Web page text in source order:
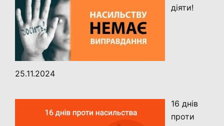
діяти!
25.11.2024
16 днів
проти